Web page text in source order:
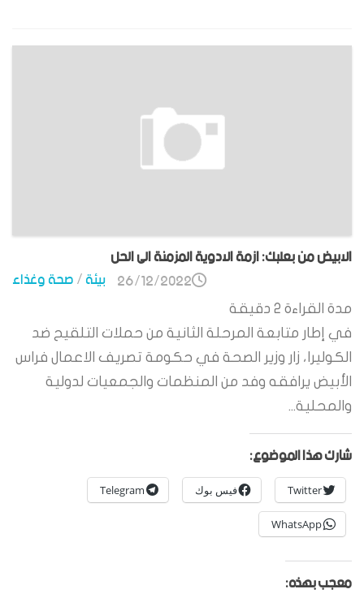
الابيض من بعلبك: ازمة الادوية المزمنة الى الحل
بيئة/صحة وغذاء 26/12/2022
مدة القراءة 2 دقيقة
في إطار متابعة المرحلة الثانية من حملات التلقيح ضد
الكوليرا، زار وزير الصحة في حكومة تصريف الاعمال فراس
الأبيض يرافقه وفد من المنظمات والجمعيات لدولية
والمحلية...
شارك هذا الموضوع:
Twitter فيس بوك Telegram
WhatsApp
معجب بهذه: